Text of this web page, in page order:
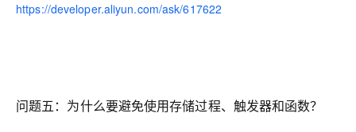
https://developer.aliyun.com/ask/617622
问题五：为什么要避免使用存储过程、触发器和函数？